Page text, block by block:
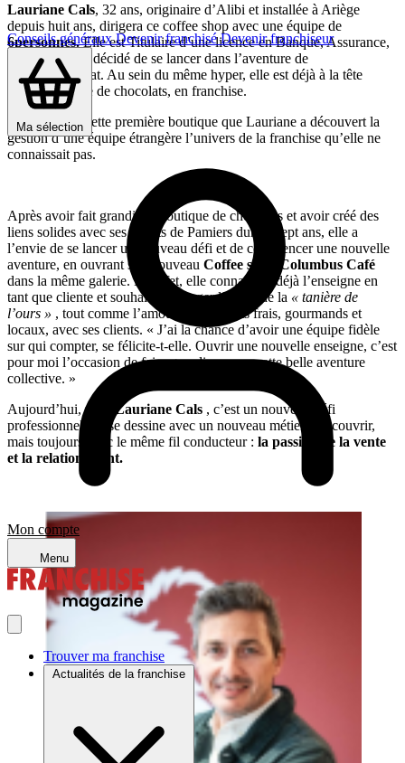
Conseils générauxDevenir franchiséDevenir franchiseur
Ma sélection
Mon compte
Menu
Trouver ma franchise
Actualités de la franchise
Lauriane Cals, 32 ans, originaire d’Alibi et installée à Ariège
depuis huit ans, dirigera ce coffee shop avec une équipe de
6personnes.Elle est Titulaire d’une licence en Banque, Assurance,
Finance, elle a décidé de se lancer dans l’aventure de
l’entrepreneuriat. Au sein du même hyper, elle est déjà à la tête
d’une boutique de chocolats, en franchise.
C’est grâce à cette première boutique que Lauriane a découvert la
gestion d’une équipe étrangère l’univers de la franchise qu’elle ne
connaissait pas.
Après avoir fait grandir sa boutique de chocolats et avoir créé des
liens solides avec ses clients de Pamiers durant sept ans, elle a
l’envie de se lancer un nouveau défi et de commencer une nouvelle
aventure, en ouvrant son nouveau Coffee shop Columbus Café
dans la même galerie. En effet, elle connaissait déjà l’enseigne en
tant que cliente et souhaitait partager l’esprit de la « tanière de
l’ours » , tout comme l’amour des produits frais, gourmands et
locaux, avec ses clients. « J’ai la chance d’avoir une équipe fidèle
sur qui compter, se félicite-t-elle. Ouvrir une nouvelle enseigne, c’est
pour moi l’occasion de faire grandir encore cette belle aventure
collective. »
Aujourd’hui, pour
Lauriane Cals , c’est un nouveau défi
professionnel qui se dessine avec un nouveau métier à découvrir,
mais toujours avec le même fil conducteur : la passion de la vente
et la relation client.